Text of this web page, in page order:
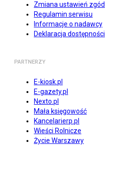
Zmiana ustawień zgód
Regulamin serwisu
Informacje o nadawcy
Deklaracja dostępności
PARTNERZY
E-kiosk.pl
E-gazety.pl
Nexto.pl
Mała księgowość
Kancelarierp.pl
Wieści Rolnicze
Życie Warszawy